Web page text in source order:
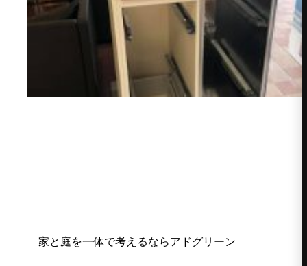
家と庭を一体で考えるならアドグリーン